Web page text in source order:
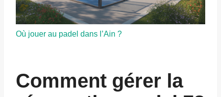
Où jouer au padel dans l’Ain ?
Comment gérer la